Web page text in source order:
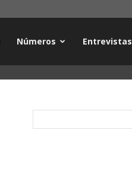
Números Entrevistas